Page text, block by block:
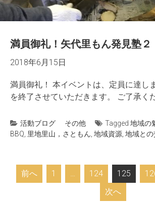
満員御礼！矢代里もん発見塾２
2018年6月15日
満員御礼！ 本イベントは、定員に達し
を終了させていただきます。 ご了承く
活動ブログ その他 Tagged 地域の
BBQ 里地里山，さともん 地域資源 地域との
稿
前へ 1 … 124 125
次へ